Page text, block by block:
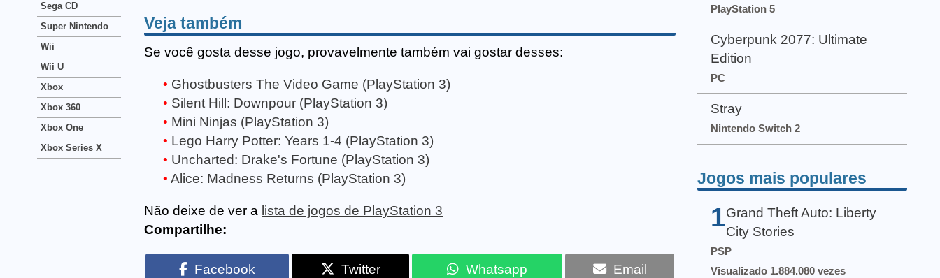
Veja também
Se você gosta desse jogo, provavelmente também vai gostar desses:
Ghostbusters The Video Game (PlayStation 3)
Silent Hill: Downpour (PlayStation 3)
Mini Ninjas (PlayStation 3)
Lego Harry Potter: Years 1-4 (PlayStation 3)
Uncharted: Drake's Fortune (PlayStation 3)
Alice: Madness Returns (PlayStation 3)
Não deixe de ver a lista de jogos de PlayStation 3
Compartilhe:
Facebook Twitter Whatsapp Email
Sega CD
Super Nintendo
Wii
Wii U
Xbox
Xbox 360
Xbox One
Xbox Series X
PlayStation 5
Cyberpunk 2077: Ultimate
Edition
PC
Stray
Nintendo Switch 2
Jogos mais populares
1 Grand Theft Auto: Liberty
City Stories
PSP
Visualizado 1.884.080 vezes